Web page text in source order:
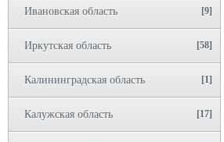
Ивановская область [9]
Иркутская область [58]
Калининградская область [1]
Калужская область [17]